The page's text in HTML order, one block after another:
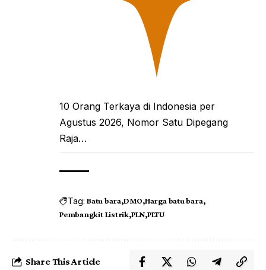
10 Orang Terkaya di Indonesia per
Agustus 2026, Nomor Satu Dipegang
Raja…
Tag: Batu bara DMO Harga batu bara
Pembangkit Listrik PLN PLTU
Share This Article